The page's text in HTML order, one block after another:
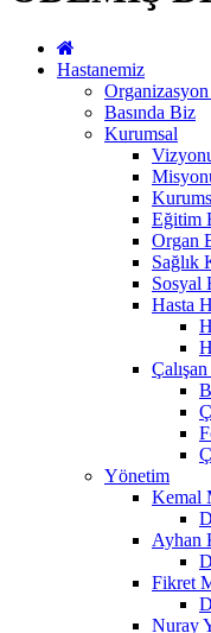
Hastanemiz
Organizasyon
Basında Biz
Kurumsal
Eğitim
Organ
Sağlık
Sosyal
Hasta
Yönetim
Kemal
Ayhan
Fikret
Nuray